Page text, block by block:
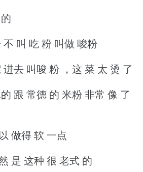
叫 吃 粉 叫做 唆粉
去 叫唆 粉 ，这 菜 太 烫 了
跟 常德 的 米粉 非常 像 了
做得 软 一点
是 这种 很 老式 的